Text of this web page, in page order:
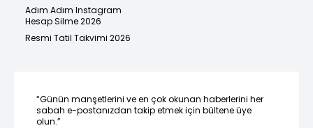
Adım Adım Instagram
Hesap Silme 2026
Resmi Tatil Takvimi 2026
“Günün manşetlerini ve en çok okunan haberlerini her
sabah e-postanızdan takip etmek için bültene üye
olun.”